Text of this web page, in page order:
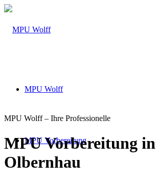
MPU Wolff
MPU Vorbereitung
MPU Wolff – Ihre Professionelle
MPU Vorbereitung in
Olbernhau